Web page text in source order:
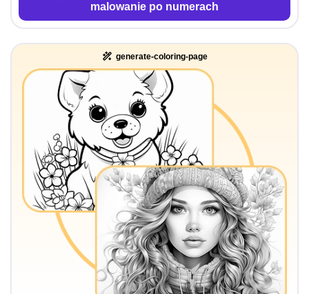
malowanie po numerach
generate-coloring-page